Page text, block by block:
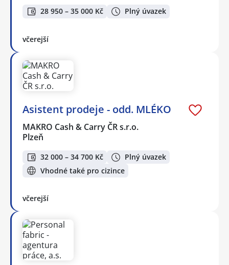
28 950 – 35 000 Kč Plný úvazek
včerejší
Asistent prodeje - odd. MLÉKO
MAKRO Cash & Carry ČR s.r.o.
Plzeň
32 000 – 34 700 Kč
Plný úvazek
Vhodné také pro cizince
včerejší